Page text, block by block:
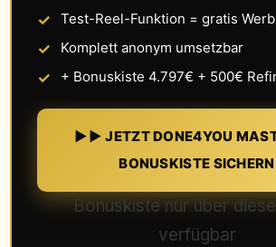
Test-Reel-Funktion = gratis
Komplett anonym umsetzbar
+ Bonuskiste 4.797€ + 500€
►► JETZT DONE4YOU
BONUSKISTE SICHERN
Bonuskiste nur über
verfügbar